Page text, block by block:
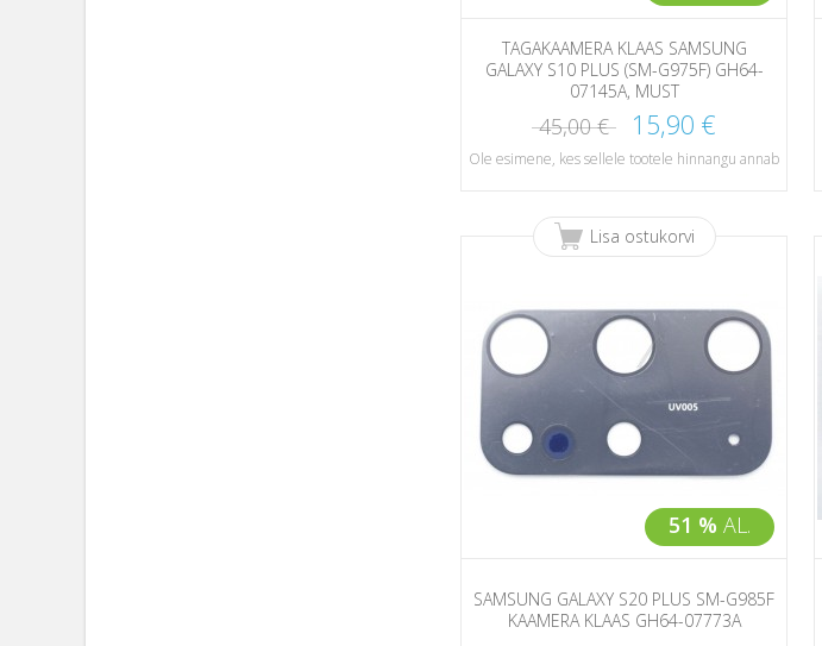
TAGAKAAMERA KLAAS SAMSUNG
GALAXY S10 PLUS (SM-G975F) GH64-
07145A, MUST
45,00 € 15,90 €
Ole esimene, kes sellele tootele hinnangu annab
51 % AL.
Lisa ostukorvi
SAMSUNG GALAXY S20 PLUS SM-G985F
KAAMERA KLAAS GH64-07773A